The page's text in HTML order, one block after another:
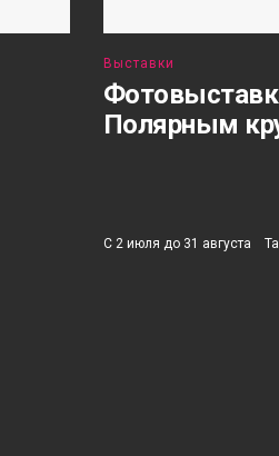
Выставки
Полярным
С 2 июля до 31 августа